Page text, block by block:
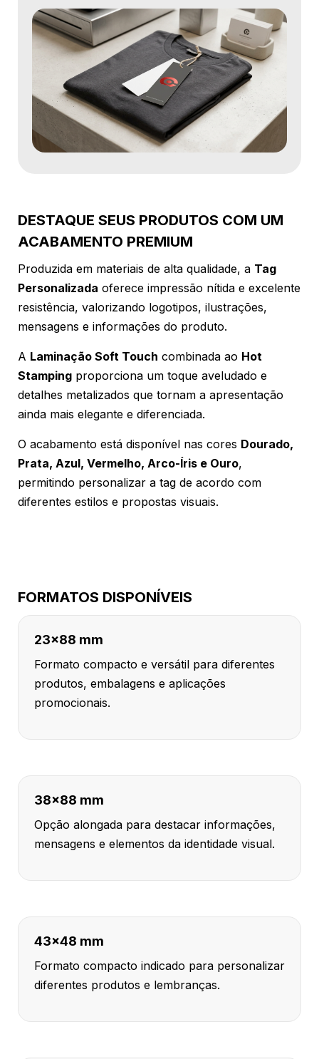
DESTAQUE SEUS PRODUTOS COM UM
ACABAMENTO PREMIUM
Produzida em materiais de alta qualidade, a Tag
Personalizada oferece impressão nítida e excelente
resistência, valorizando logotipos, ilustrações,
mensagens e informações do produto.
A Laminação Soft Touch combinada ao Hot
Stamping proporciona um toque aveludado e
detalhes metalizados que tornam a apresentação
ainda mais elegante e diferenciada.
O acabamento está disponível nas cores Dourado,
Prata, Azul, Vermelho, Arco-Íris e Ouro,
permitindo personalizar a tag de acordo com
diferentes estilos e propostas visuais.
FORMATOS DISPONÍVEIS
23x88 mm
Formato compacto e versátil para diferentes
produtos, embalagens e aplicações
promocionais.
38x88 mm
Opção alongada para destacar informações,
mensagens e elementos da identidade visual.
43x48 mm
Formato compacto indicado para personalizar
diferentes produtos e lembranças.